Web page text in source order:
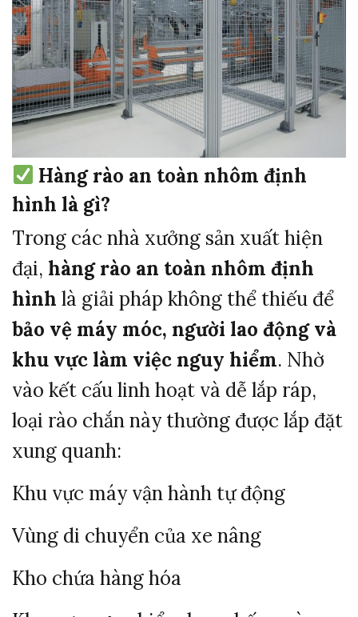
Hàng rào an toàn nhôm định
hình là gì?
Trong các nhà xưởng sản xuất hiện
đại, hàng rào an toàn nhôm định
hình là giải pháp không thể thiếu để
bảo vệ máy móc, người lao động và
khu vực làm việc nguy hiểm. Nhờ
vào kết cấu linh hoạt và dễ lắp ráp,
loại rào chắn này thường được lắp đặt
xung quanh:
Khu vực máy vận hành tự động
Vùng di chuyển của xe nâng
Kho chứa hàng hóa